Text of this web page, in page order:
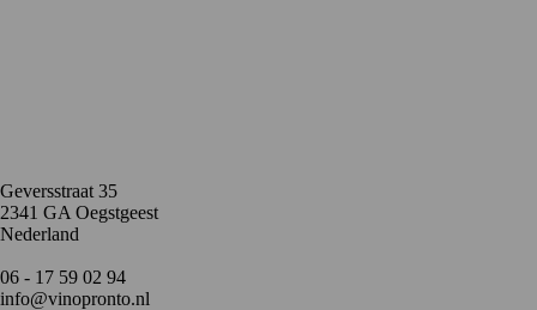
Geversstraat 35
2341 GA Oegstgeest
Nederland
06 - 17 59 02 94
info@vinopronto.nl